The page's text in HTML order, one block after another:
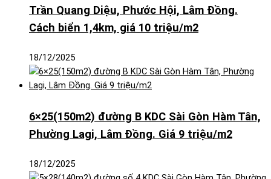
Trần Quang Diệu, Phước Hội, Lâm Đồng.
Cách biển 1,4km, giá 10 triệu/m2
18/12/2025
6×25(150m2) đường B KDC Sài Gòn Hàm Tân,
Phường Lagi, Lâm Đồng. Giá 9 triệu/m2
18/12/2025